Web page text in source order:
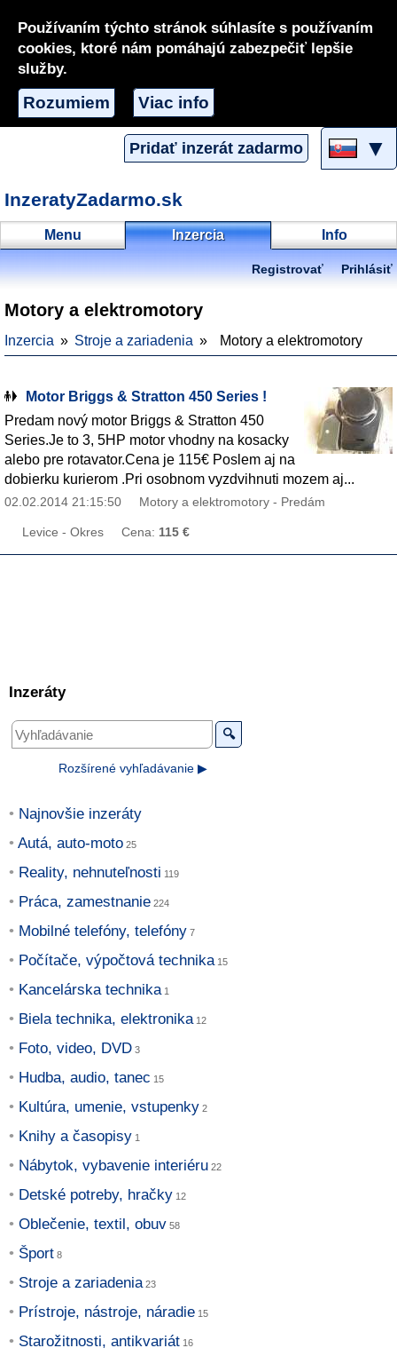
Používaním týchto stránok súhlasíte s používaním
cookies, ktoré nám pomáhajú zabezpečiť lepšie
služby.
Rozumiem Viac info
Pridať inzerát zadarmo ▼
InzeratyZadarmo.sk
Menu Inzercia Info
Registrovať Prihlásiť
Motory a elektromotory
Inzercia Stroje a zariadenia Motory a elektromotory
Motor Briggs & Stratton 450 Series !
Predam nový motor Briggs & Stratton 450
Series.Je to 3, 5HP motor vhodny na kosacky
alebo pre rotavator.Cena je 115€ Poslem aj na
dobierku kurierom .Pri osobnom vyzdvihnuti mozem aj...
02.02.2014 21:15:50 Motory a elektromotory - Predám
Levice - Okres Cena: 115 €
Inzeráty
🔍
Rozšírené vyhľadávanie ▶
Najnovšie inzeráty
Autá, auto-moto
Reality, nehnuteľnosti
Práca, zamestnanie
Mobilné telefóny, telefóny
Počítače, výpočtová technika
Kancelárska technika
Biela technika, elektronika
Foto, video, DVD
Hudba, audio, tanec
Kultúra, umenie, vstupenky
Knihy a časopisy
Nábytok, vybavenie interiéru
Detské potreby, hračky
Oblečenie, textil, obuv
Šport
Stroje a zariadenia
Prístroje, nástroje, náradie
Starožitnosti, antikvariát